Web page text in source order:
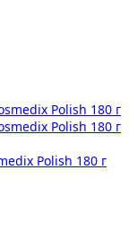
Polish 180 г